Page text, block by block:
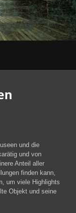
und die
und von
Anteil aller
finden kann,
um viele Highlights
Objekt und seine